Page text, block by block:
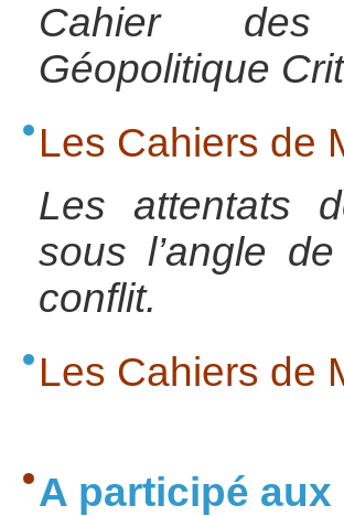
Cahier
Géopolitique
Les Cahiers de
Les attentats
sous l’angle
conflit.
Les Cahiers de
A participé aux